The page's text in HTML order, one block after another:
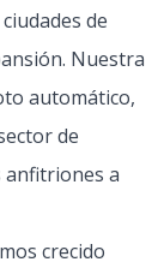
de
Nuestra
automático,
de
anfitriones a
crecido